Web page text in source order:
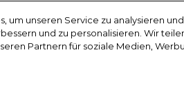
18. - 24. März 2027
um unseren Service zu analysieren
und zu personalisieren. Wir
Partnern für soziale Medien,